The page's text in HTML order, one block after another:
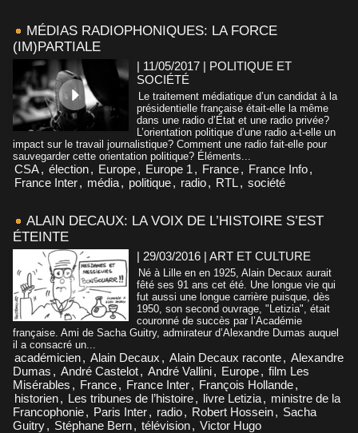
MÉDIAS RADIOPHONIQUES: LA FORCE
(IM)PARTIALE
| 11/05/2017 | POLITIQUE ET
SOCIÉTÉ
Le traitement médiatique d’un candidat à la
présidentielle française était-elle la même
dans une radio d’État et une radio privée?
L’orientation politique d’une radio a-t-elle un
impact sur le travail journalistique? Comment une radio fait-elle pour
sauvegarder cette orientation politique? Éléments...
CSA, élection, Europe, Europe 1 , France, France Info,
France Inter, média, politique, radio, RTL, société
ALAIN DECAUX: LA VOIX DE L’HISTOIRE S’EST
ÉTEINTE
| 29/03/2016 | ART ET CULTURE
Né à Lille en en 1925, Alain Decaux aurait
fêté ses 91 ans cet été. Une longue vie qui
fut aussi une longue carrière puisque, dès
1950, son second ouvrage, "Letizia", était
couronné de succès par l’Académie
française. Ami de Sacha Guitry, admirateur d’Alexandre Dumas auquel
il a consacré un...
académicien, Alain Decaux , Alain Decaux raconte, Alexandre
Dumas , André Castelot, André Vallini, Europe, film Les
Misérables , France, France Inter, François Hollande,
historien, Les tribunes de l’histoire, livre Letizia, ministre de la
Francophonie, Paris Inter, radio, Robert Hossein, Sacha
Guitry, Stéphane Bern, télévision, Victor Hugo